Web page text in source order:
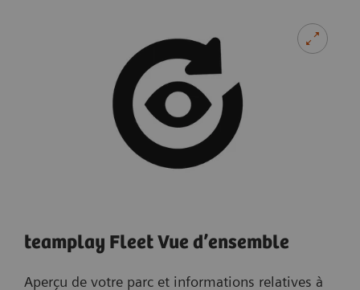
teamplay Fleet Vue d’ensemble
Aperçu de votre parc et informations relatives à